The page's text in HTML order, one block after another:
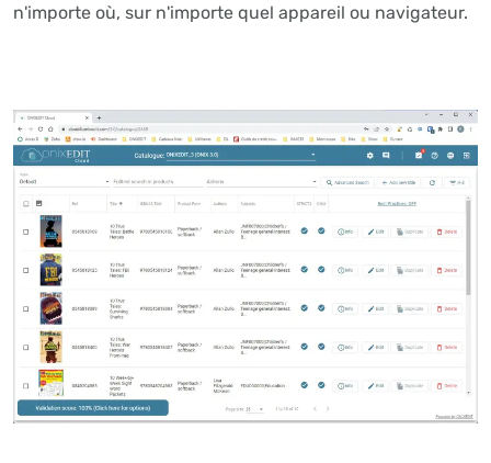
n'importe où, sur n'importe quel appareil ou navigateur.